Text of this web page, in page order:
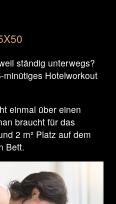
ständig unterwegs?
minütiges Hotelworkout
einmal über einen
braucht für das
2 m² Platz auf dem
Bett.